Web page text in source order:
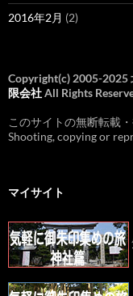
2016年2月 (2)
Copyright(c) 2005-2025
限会社All Rights
このサイトの無断転載
Shooting, copying or
マイサイト